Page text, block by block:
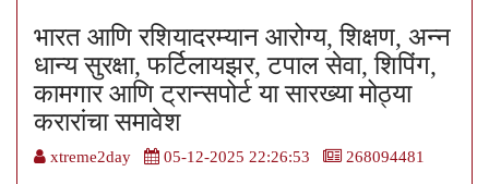
भारत आणि रशियादरम्यान आरोग्य, शिक्षण, अन्न
धान्य सुरक्षा, फर्टिलायझर, टपाल सेवा, शिपिंग,
कामगार आणि ट्रान्सपोर्ट या सारख्या मोठ्या
करारांचा समावेश
xtreme2day 05-12-2025 22:26:53 268094481